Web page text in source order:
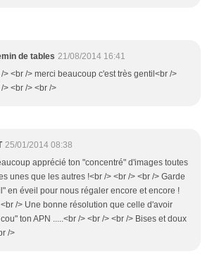
de tables 21/08/2014 16:41
> <br /> merci beaucoup c'est très gentil<br />
> <br /> <br />
25/01/2014 08:38
apprécié ton "concentré" d'images toutes
unes que les autres !<br /> <br /> <br /> Garde
en éveil pour nous régaler encore et encore !
/> Une bonne résolution que celle d'avoir
ton APN .....<br /> <br /> <br /> Bises et doux
/>